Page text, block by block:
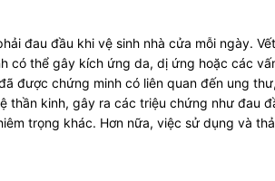
đau đầu khi vệ sinh nhà cửa mỗi ngày.
có thể gây kích ứng da, dị ứng hoặc các
được chứng minh có liên quan đến ung
kinh, gây ra các triệu chứng như đau
trọng khác. Hơn nữa, việc sử dụng và